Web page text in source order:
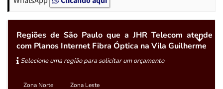
Regiões de São Paulo que a JHR Telecom atende
com Planos Internet Fibra Óptica na Vila Guilherme
Selecione uma região para solicitar um orçamento
Zona Norte Zona Leste